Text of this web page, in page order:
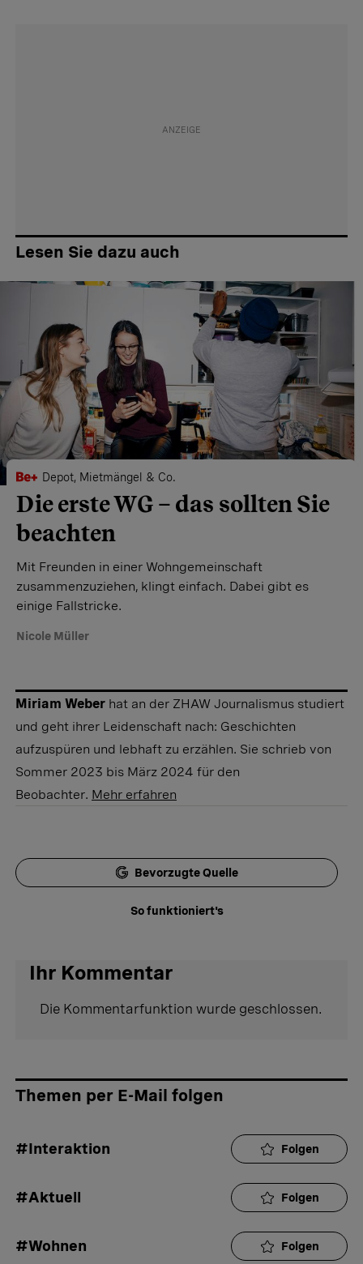
Lesen Sie dazu auch
Depot, Mietmängel & Co.
Die erste WG – das sollten Sie
beachten
Mit Freunden in einer Wohngemeinschaft
zusammenzuziehen, klingt einfach. Dabei gibt es
einige Fallstricke.
Nicole Müller
Miriam Weber hat an der ZHAW Journalismus studiert
und geht ihrer Leidenschaft nach: Geschichten
aufzuspüren und lebhaft zu erzählen. Sie schrieb von
Sommer 2023 bis März 2024 für den
Beobachter. Mehr erfahren
Bevorzugte Quelle
So funktioniert's
Ihr Kommentar
Die Kommentarfunktion wurde geschlossen.
Themen per E-Mail folgen
#Interaktion Folgen
#Aktuell Folgen
#Wohnen Folgen